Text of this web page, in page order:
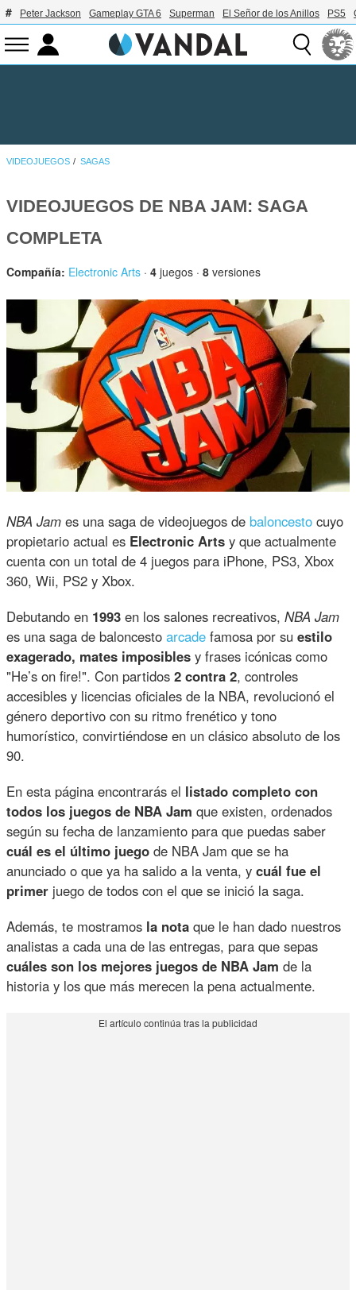
Peter Jackson Gameplay GTA 6 Superman El Señor de los Anillos PS5
VIDEOJUEGOS SAGAS
VIDEOJUEGOS DE NBA JAM: SAGA
COMPLETA
Compañía: Electronic Arts ·4 juegos ·8 versiones
NBA Jam es una saga de videojuegos de baloncesto cuyo
propietario actual es Electronic Arts y que actualmente
cuenta con un total de 4 juegos para iPhone, PS3, Xbox
360, Wii, PS2 y Xbox.
Debutando en 1993 en los salones recreativos,NBA Jam
es una saga de baloncestoarcade famosa por suestilo
exagerado, mates imposibles y frases icónicas como
"He’s on fire!". Con partidos2 contra 2, controles
accesibles y licencias oficiales de la NBA, revolucionó el
género deportivo con su ritmo frenético y tono
humorístico, convirtiéndose en un clásico absoluto de los
90.
En esta página encontrarás el listado completo con
todos los juegos de NBA Jam que existen, ordenados
según su fecha de lanzamiento para que puedas saber
cuál es el último juego de NBA Jam que se ha
anunciado o que ya ha salido a la venta, ycuál fue el
primer juego de todos con el que se inició la saga.
Además, te mostramos la nota que le han dado nuestros
analistas a cada una de las entregas, para que sepas
cuáles son los mejores juegos de NBA Jam de la
historia y los que más merecen la pena actualmente.